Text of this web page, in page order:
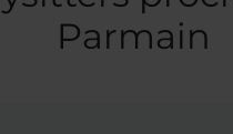
Parmain